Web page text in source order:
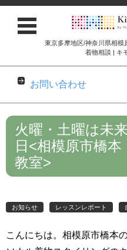
東京多摩地区/神奈川県相模
着物相談 | キ
お問い合わせ
コンテンツに移動
火曜・土曜は未
日<相模原市橋
教室>
お知らせ レッスンレポート
こんにちは。相模原市橋本